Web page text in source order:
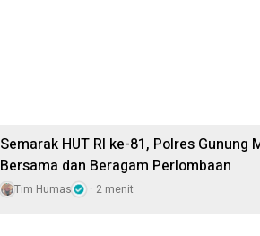
Semarak HUT RI ke-81, Polres Gunung
Bersama dan Beragam Perlombaan
Tim Humas 2 menit